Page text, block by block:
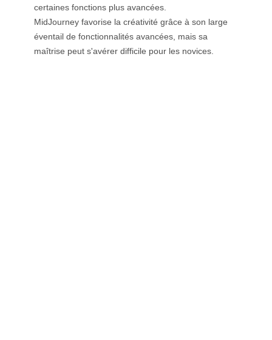
certaines fonctions plus avancées.
MidJourney favorise la créativité grâce à son large
éventail de fonctionnalités avancées, mais sa
maîtrise peut s'avérer difficile pour les novices.